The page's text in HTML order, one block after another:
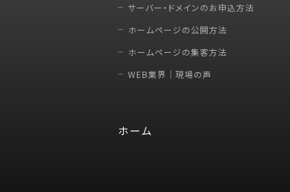
サーバー・ドメインのお申込方法
ホームページの公開方法
ホームページの集客方法
WEB業界｜現場の声
ホーム